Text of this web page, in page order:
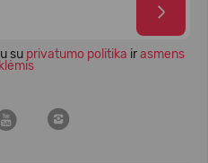
su privatumo politika irasmens